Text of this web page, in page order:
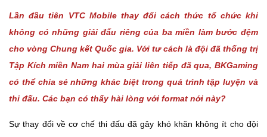
Lần đầu tiên VTC Mobile thay đổi cách thức tổ chức khi
không có những giải đấu riêng của ba miền làm bước đệm
cho vòng Chung kết Quốc gia. Với tư cách là đội đã thống trị
Tập Kích miền Nam hai mùa giải liên tiếp đã qua, BKGaming
có thể chia sẻ những khác biệt trong quá trình tập luyện và
thi đấu. Các bạn có thấy hài lòng với format nới này?
Sự thay đổi về cơ chế thi đấu đã gây khó khăn không ít cho đội